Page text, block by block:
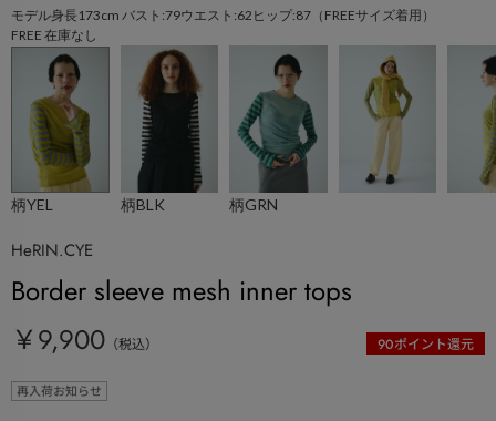
モデル身長173cm バスト:79ウエスト:62ヒップ:87（FREEサイズ着用）
FREE 在庫なし
柄YEL 柄BLK 柄GRN
HeRIN.CYE
Border sleeve mesh inner tops
￥9,900 （税込） 90ポイント還元
再入荷お知らせ